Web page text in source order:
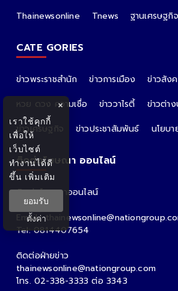
Thainewsonline
Tnews ฐานเศรษฐกิจ
CATE GORIES
ข่าวพระราชสำนัก ข่าวการเมือง ข่าวสัง
หวย ดวง ความเชื่อ
ข่าววาไรตี้
ข่าวต่าง
ข่าวเศรษฐกิจ
ข่าวประชาสัมพันธ์ นโยบ
ติดต่อโฆษณา ออนไลน์
ติดต่อโฆษณาออนไลน์
คุณอ้อ
Email :
Tel: 0814407654
ติดต่อฝ่ายข่าว
thainewsonline@nationgroup.com
โทร. 02-338-3333 ต่อ 3343
×
เราใช้คุกกี้
เพื่อให้
เว็บไซต์
ทำงานได้ดี
ขึ้น เพิ่มเติม
ยอมรับ
ตั้งค่า